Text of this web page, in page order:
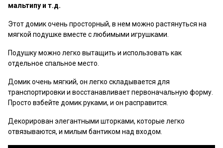
мальтипу и т.д.
Этот домик очень просторный, в нем можно растянуться на
мягкой подушке вместе с любимыми игрушками.
Подушку можно легко вытащить и использовать как
отдельное спальное место.
Домик очень мягкий, он легко складывается для
транспортировки и восстанавливает первоначальную форму.
Просто взбейте домик руками, и он расправится.
Декорирован элегантными шторками, которые легко
отвязываются, и милым бантиком над входом.